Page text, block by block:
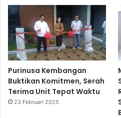
Purinusa Kembangan
Buktikan Komitmen, Serah
Terima Unit Tepat Waktu
23 Februari 2025